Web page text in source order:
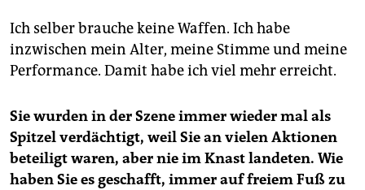
Ich selber brauche keine Waffen. Ich habe
inzwischen mein Alter, meine Stimme und meine
Performance. Damit habe ich viel mehr erreicht.
Sie wurden in der Szene immer wieder mal als
Spitzel verdächtigt, weil Sie an vielen Aktionen
beteiligt waren, aber nie im Knast landeten. Wie
haben Sie es geschafft, immer auf freiem Fuß zu